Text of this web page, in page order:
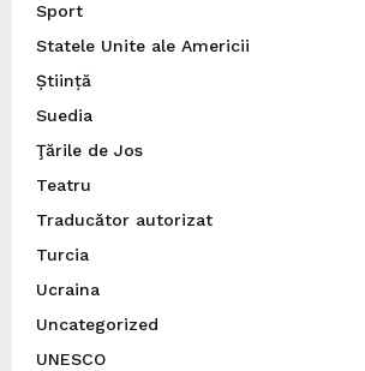
Sport
Statele Unite ale Americii
Știință
Suedia
Ţările de Jos
Teatru
Traducător autorizat
Turcia
Ucraina
Uncategorized
UNESCO